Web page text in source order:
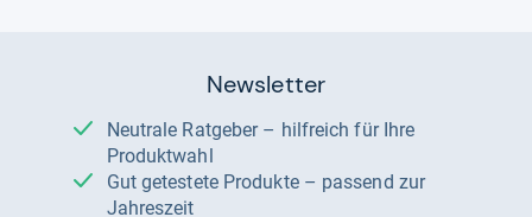
Newsletter
Neutrale Ratgeber – hilfreich für Ihre
Produktwahl
Gut getestete Produkte – passend zur
Jahreszeit